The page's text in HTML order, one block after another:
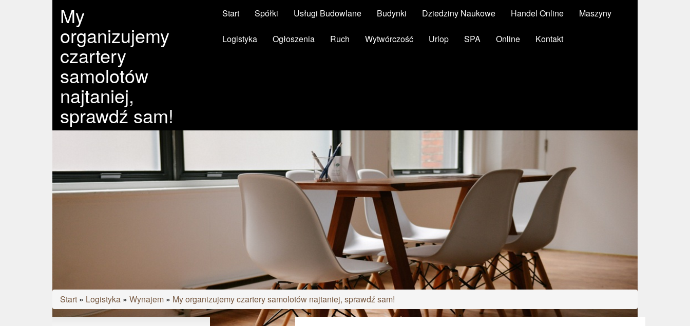
My
organizujemy
czartery
samolotów
najtaniej,
sprawdź sam!
Start Spółki Usługi Budowlane Budynki Dziedziny Naukowe Handel Online Maszyny
Logistyka Ogłoszenia Ruch Wytwórczość Urlop SPA Online Kontakt
Start » Logistyka » Wynajem » My organizujemy czartery samolotów najtaniej, sprawdź sam!